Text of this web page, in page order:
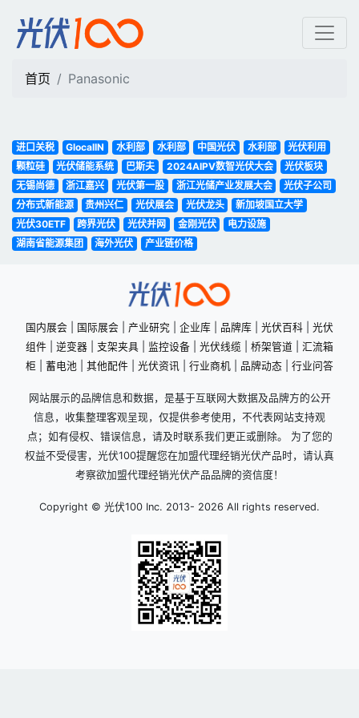
Panasonic | 光伏100
首页 Panasonic
进口关税 GlocalIN 水利部 水利部 中国光伏 水利部
光伏利用
颗粒硅
光伏储能系统 巴斯夫 2024AIPV数智光伏大会
光伏板块
无锡尚德
浙江嘉兴 光伏第一股 浙江光储产业发展大会
光伏子公司
分布式新能源
贵州兴仁 光伏展会 光伏龙头
新加坡国立大学
光伏30ETF
跨界光伏 光伏并网 金刚光伏
电力设施
湖南省能源集团
海外光伏 产业链价格
国内展会 国际展会 产业研究 企业库 品牌库 光伏百科
光伏
组件
逆变器 支架夹具 监控设备 光伏线缆 桥架管道
汇流箱
柜
蓄电池 其他配件 光伏资讯 行业商机 品牌动态 行业问答
网站展示的品牌信息和数据，是基于互联网大数据及品牌方的公开
信息，收集整理客观呈现，仅提供参考使用，不代表网站支持观
点；如有侵权、错误信息，请及时联系我们更正或删除。 为了您的
权益不受侵害，光伏100提醒您在加盟代理经销光伏产品时，请认真
考察欲加盟代理经销光伏产品品牌的资信度！
Copyright © 光伏100 Inc. 2013- 2026 All rights reserved.